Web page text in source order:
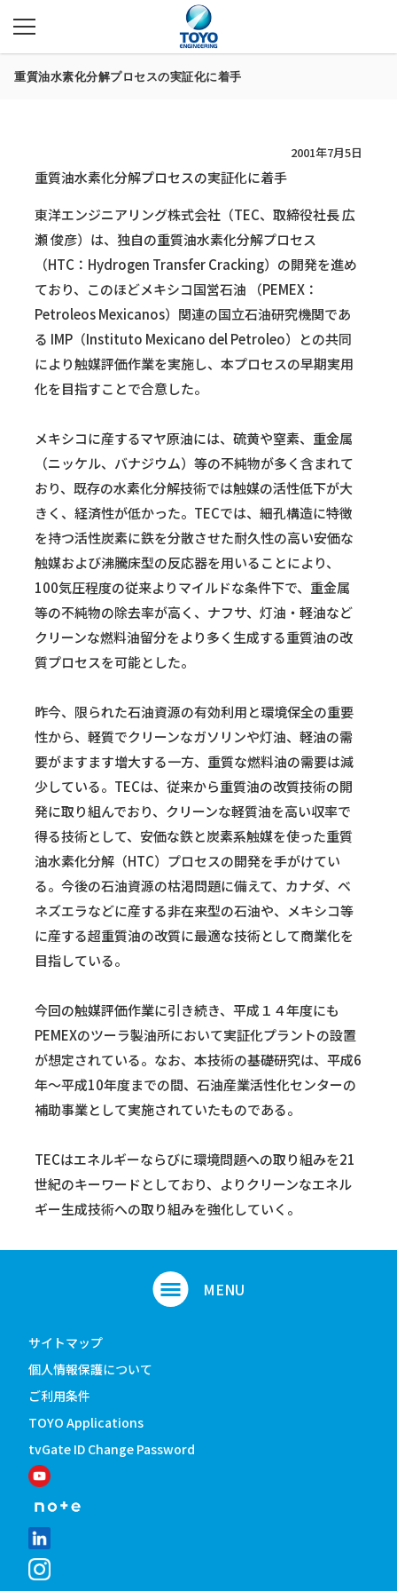
重質油水素化分解プロセスの実証化に着手
2001年7月5日
重質油水素化分解プロセスの実証化に着手
東洋エンジニアリング株式会社（TEC、取締役社長 広
瀬 俊彦）は、独自の重質油水素化分解プロセス
（HTC：Hydrogen Transfer Cracking）の開発を進め
ており、このほどメキシコ国営石油 （PEMEX：
Petroleos Mexicanos）関連の国立石油研究機関であ
る IMP（Instituto Mexicano del Petroleo）との共同
により触媒評価作業を実施し、本プロセスの早期実用
化を目指すことで合意した。
メキシコに産するマヤ原油には、硫黄や窒素、重金属
（ニッケル、バナジウム）等の不純物が多く含まれて
おり、既存の水素化分解技術では触媒の活性低下が大
きく、経済性が低かった。TECでは、細孔構造に特徴
を持つ活性炭素に鉄を分散させた耐久性の高い安価な
触媒および沸騰床型の反応器を用いることにより、
100気圧程度の従来よりマイルドな条件下で、重金属
等の不純物の除去率が高く、ナフサ、灯油・軽油など
クリーンな燃料油留分をより多く生成する重質油の改
質プロセスを可能とした。
昨今、限られた石油資源の有効利用と環境保全の重要
性から、軽質でクリーンなガソリンや灯油、軽油の需
要がますます増大する一方、重質な燃料油の需要は減
少している。TECは、従来から重質油の改質技術の開
発に取り組んでおり、クリーンな軽質油を高い収率で
得る技術として、安価な鉄と炭素系触媒を使った重質
油水素化分解（HTC）プロセスの開発を手がけてい
る。今後の石油資源の枯渇問題に備えて、カナダ、ベ
ネズエラなどに産する非在来型の石油や、メキシコ等
に産する超重質油の改質に最適な技術として商業化を
目指している。
今回の触媒評価作業に引き続き、平成１４年度にも
PEMEXのツーラ製油所において実証化プラントの設置
が想定されている。なお、本技術の基礎研究は、平成6
年～平成10年度までの間、石油産業活性化センターの
補助事業として実施されていたものである。
TECはエネルギーならびに環境問題への取り組みを21
世紀のキーワードとしており、よりクリーンなエネル
ギー生成技術への取り組みを強化していく。
サイトマップ
個人情報保護について
ご利用条件
TOYO Applications
tvGate ID Change Password